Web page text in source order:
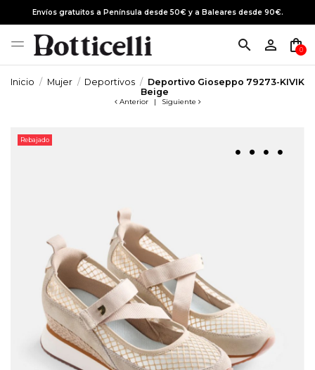
Envíos gratuitos a Península desde 50€ y a Baleares desde 90€.
search person_outline shopping_bag
0
Inicio Mujer Deportivos
Deportivo Gioseppo 79273-KIVIK
Beige
Anterior | Siguiente
Rebajado